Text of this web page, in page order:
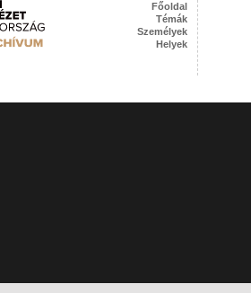
Főoldal
Témák
Személyek
Helyek